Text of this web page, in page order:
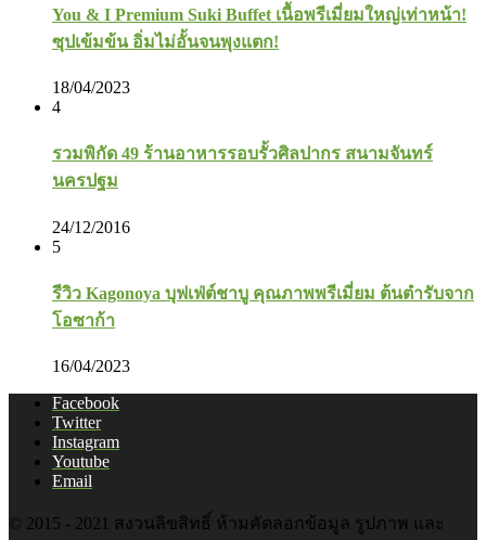
You & I Premium Suki Buffet เนื้อพรีเมี่ยมใหญ่เท่าหน้า!
ซุปเข้มข้น อิ่มไม่อั้นจนพุงแตก!
18/04/2023
4
รวมพิกัด 49 ร้านอาหารรอบรั้วศิลปากร สนามจันทร์
นครปฐม
24/12/2016
5
รีวิว Kagonoya บุฟเฟ่ต์ชาบู คุณภาพพรีเมี่ยม ต้นตำรับจาก
โอซาก้า
16/04/2023
Facebook
Twitter
Instagram
Youtube
Email
© 2015 - 2021 สงวนลิขสิทธิ์ ห้ามคัดลอกข้อมูล รูปภาพ และ